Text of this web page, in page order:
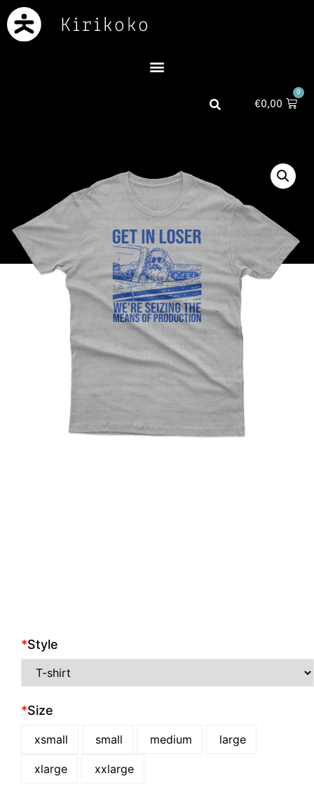
€0,00
0
*Style
*Size
xsmall small medium large
xlarge xxlarge